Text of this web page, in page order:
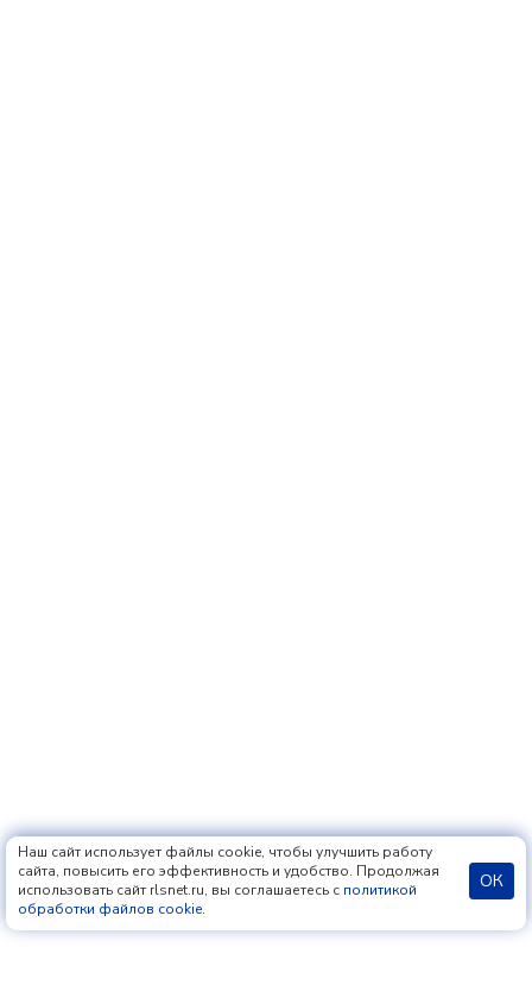
Наш сайт использует файлы cookie, чтобы улучшить работу
сайта, повысить его эффективность и удобство. Продолжая
использовать сайт rlsnet.ru, вы соглашаетесь с политикой
обработки файлов cookie.
ОК